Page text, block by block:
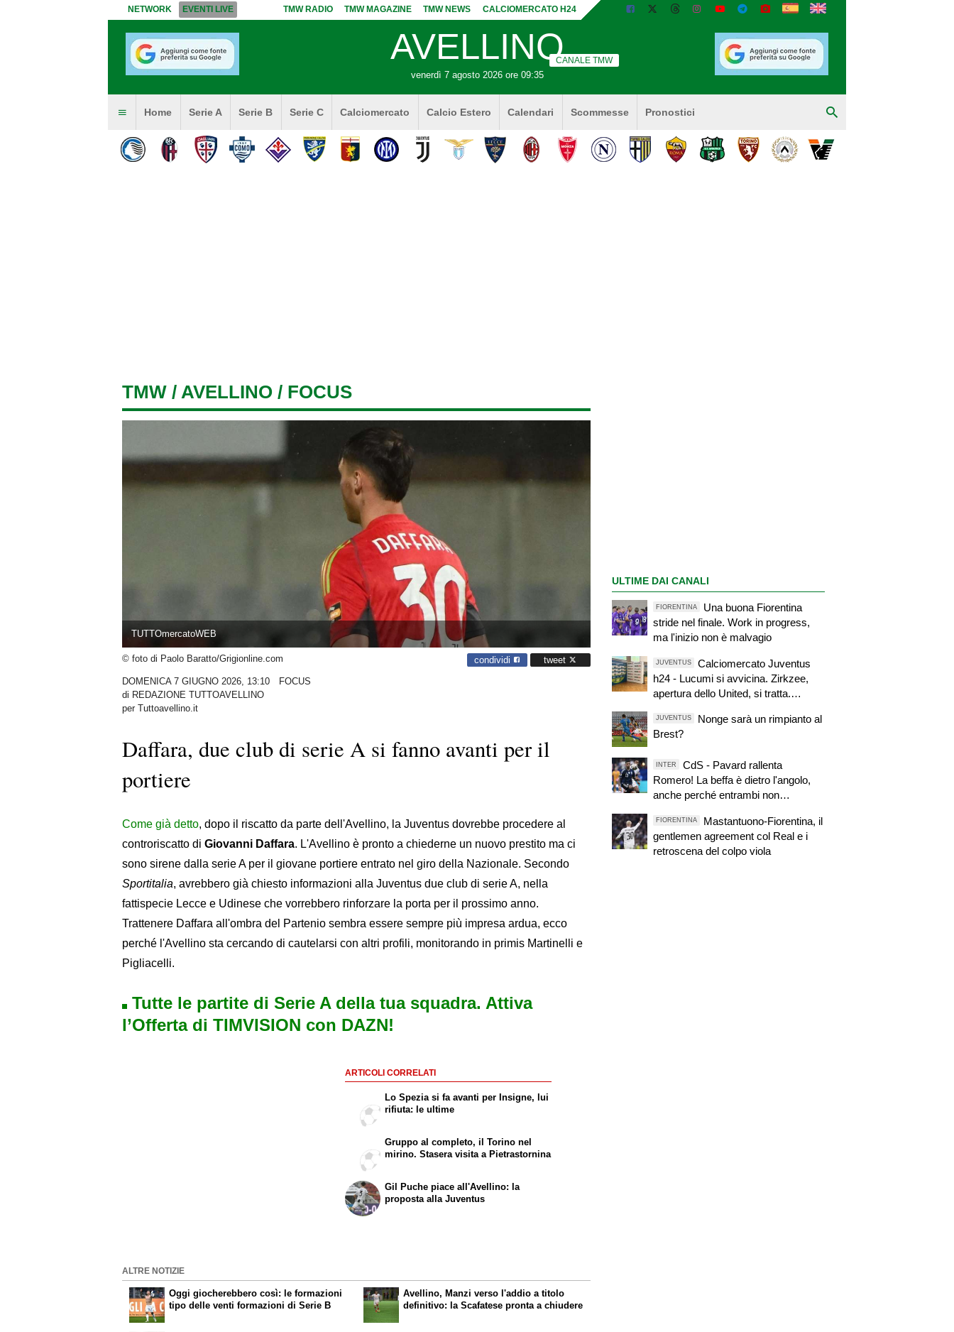
NETWORK EVENTI LIVE TMW RADIO TMW MAGAZINE TMW NEWS CALCIOMERCATO H24
AVELLINO
venerdì 7 agosto 2026 ore 09:35
CANALE TMW
Home Serie A Serie B Serie C Calciomercato Calcio Estero Calendari Scommesse Pronostici
TMW / AVELLINO / FOCUS
TUTTOmercatoWEB
© foto di Paolo Baratto/Grigionline.com condividi tweet
DOMENICA 7 GIUGNO 2026, 13:10
FOCUS
di REDAZIONE TUTTOAVELLINO
per Tuttoavellino.it
Daffara, due club di serie A si fanno avanti per il
portiere
Come già detto, dopo il riscatto da parte dell'Avellino, la Juventus dovrebbe procedere al
controriscatto di Giovanni Daffara. L'Avellino è pronto a chiederne un nuovo prestito ma ci
sono sirene dalla serie A per il giovane portiere entrato nel giro della Nazionale. Secondo
Sportitalia, avrebbero già chiesto informazioni alla Juventus due club di serie A, nella
fattispecie Lecce e Udinese che vorrebbero rinforzare la porta per il prossimo anno.
Trattenere Daffara all'ombra del Partenio sembra essere sempre più impresa ardua, ecco
perché l'Avellino sta cercando di cautelarsi con altri profili, monitorando in primis Martinelli e
Pigliacelli.
Tutte le partite di Serie A della tua squadra. Attiva
l’Offerta di TIMVISION con DAZN!
ARTICOLI CORRELATI
Lo Spezia si fa avanti per Insigne, lui
rifiuta: le ultime
Gruppo al completo, il Torino nel
mirino. Stasera visita a Pietrastornina
Gil Puche piace all'Avellino: la
proposta alla Juventus
ALTRE NOTIZIE
Oggi giocherebbero così: le formazioni
tipo delle venti formazioni di Serie B
Avellino, Manzi verso l'addio a titolo
definitivo: la Scafatese pronta a chiudere
ULTIME DAI CANALI
FIORENTINA
Una buona Fiorentina
stride nel finale. Work in progress,
ma l'inizio non è malvagio
JUVENTUS
Calciomercato Juventus
h24 - Lucumi si avvicina. Zirkzee,
apertura dello United, si tratta.
JUVENTUS
Nonge sarà un rimpianto al
Brest?
INTER
CdS - Pavard rallenta
Romero! La beffa è dietro l'angolo,
anche perché entrambi non
FIORENTINA
Mastantuono-Fiorentina, il
gentlemen agreement col Real e i
retroscena del colpo viola